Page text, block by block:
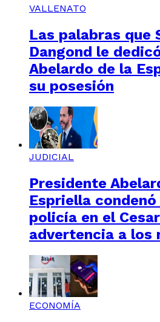
VALLENATO
Las palabras que
Dangond le
Abelardo de la
su posesión
JUDICIAL
Presidente
Espriella
policía en el
advertencia a los
ECONOMÍA